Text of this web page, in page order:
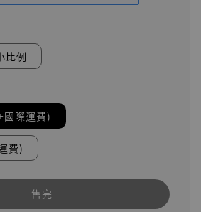
比例
國際運費)
費)
售完